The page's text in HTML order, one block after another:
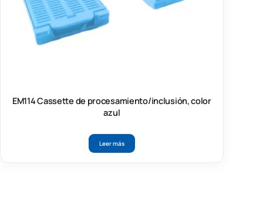
EM114 Cassette de procesamiento/inclusión, color
azul
Leer más